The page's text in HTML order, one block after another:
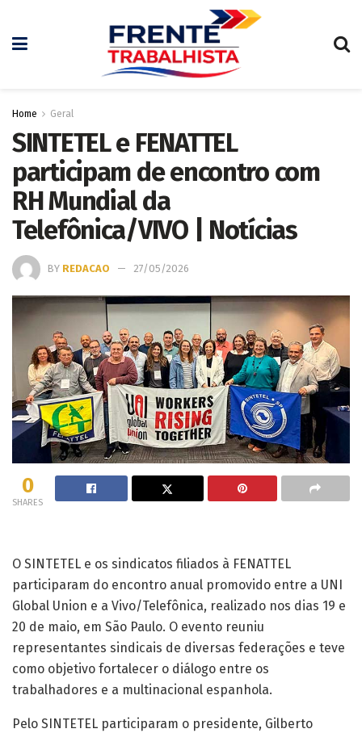
Home Geral
SINTETEL e FENATTEL
participam de encontro com
RH Mundial da
Telefônica/VIVO | Notícias
BY REDACAO 27/05/2026
0
SHARES
O SINTETEL e os sindicatos filiados à FENATTEL
participaram do encontro anual promovido entre a UNI
Global Union e a Vivo/Telefônica, realizado nos dias 19 e
20 de maio, em São Paulo. O evento reuniu
representantes sindicais de diversas federações e teve
como objetivo fortalecer o diálogo entre os
trabalhadores e a multinacional espanhola.
Pelo SINTETEL participaram o presidente, Gilberto